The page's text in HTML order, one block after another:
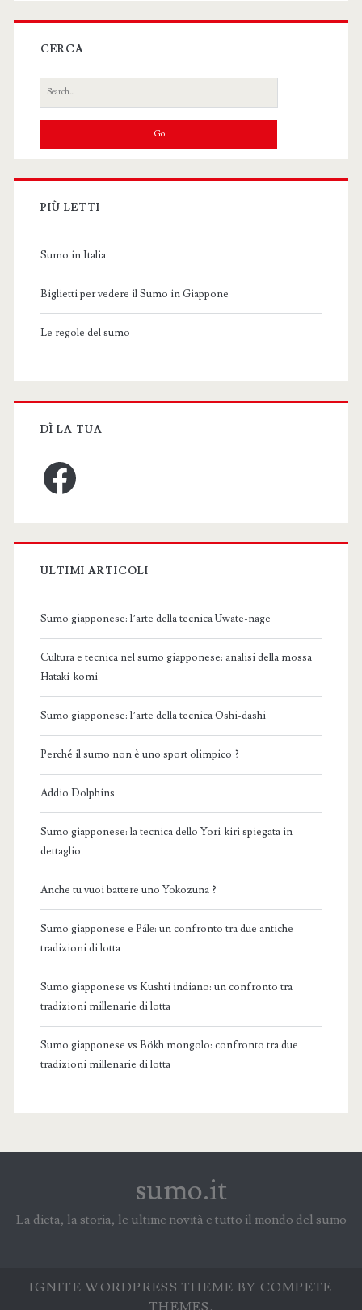
CERCA
Search
for:
PIÙ LETTI
Sumo in Italia
Biglietti per vedere il Sumo in Giappone
Le regole del sumo
DÌ LA TUA
Facebook
ULTIMI ARTICOLI
Sumo giapponese: l’arte della tecnica Uwate-nage
Cultura e tecnica nel sumo giapponese: analisi della mossa
Hataki-komi
Sumo giapponese: l’arte della tecnica Oshi-dashi
Perché il sumo non è uno sport olimpico ?
Addio Dolphins
Sumo giapponese: la tecnica dello Yori-kiri spiegata in
dettaglio
Anche tu vuoi battere uno Yokozuna ?
Sumo giapponese e Pálē: un confronto tra due antiche
tradizioni di lotta
Sumo giapponese vs Kushti indiano: un confronto tra
tradizioni millenarie di lotta
Sumo giapponese vs Bökh mongolo: confronto tra due
tradizioni millenarie di lotta
sumo.it
La dieta, la storia, le ultime novità e tutto il mondo del sumo
IGNITE WORDPRESS THEME BY COMPETE